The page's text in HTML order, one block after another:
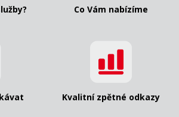
Co Vám nabízíme
Kvalitní zpětné odkazy